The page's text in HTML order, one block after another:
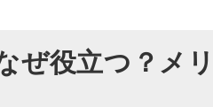
質が高い
ぜ役立つ？メ